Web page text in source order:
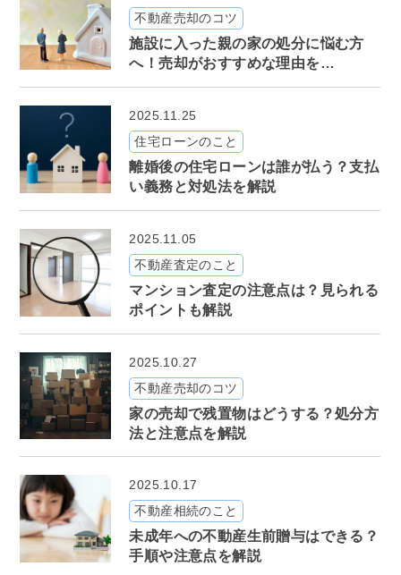
不動産売却のコツ
施設に入った親の家の処分に悩む方
へ！売却がおすすめな理由を…
2025.11.25
住宅ローンのこと
離婚後の住宅ローンは誰が払う？支払
い義務と対処法を解説
2025.11.05
不動産査定のこと
マンション査定の注意点は？見られる
ポイントも解説
2025.10.27
不動産売却のコツ
家の売却で残置物はどうする？処分方
法と注意点を解説
2025.10.17
不動産相続のこと
未成年への不動産生前贈与はできる？
手順や注意点を解説